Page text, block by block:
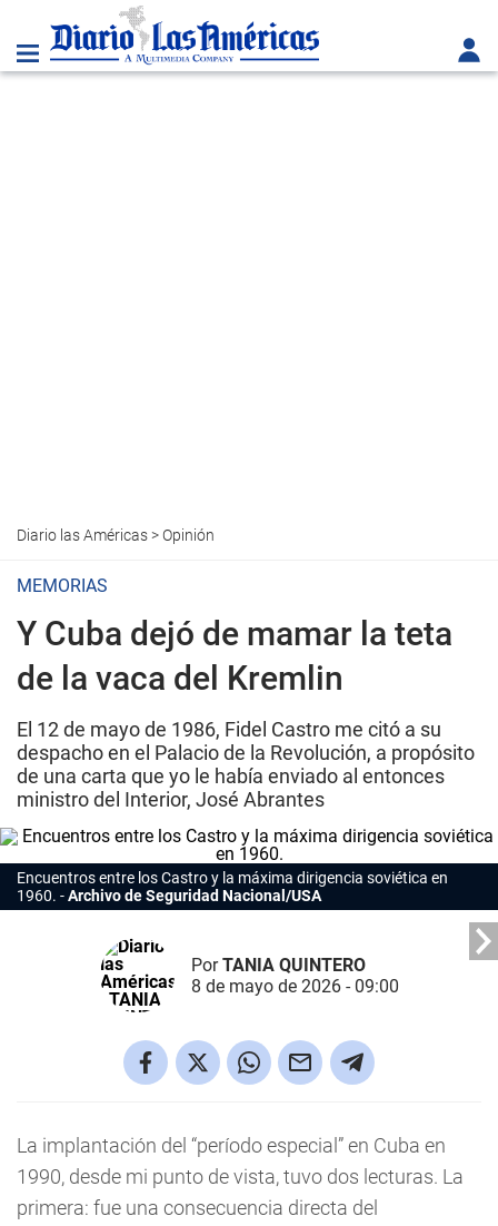
Diario las Américas>Opinión
MEMORIAS
Y Cuba dejó de mamar la teta
de la vaca del Kremlin
El 12 de mayo de 1986, Fidel Castro me citó a su
despacho en el Palacio de la Revolución, a propósito
de una carta que yo le había enviado al entonces
ministro del Interior, José Abrantes
Encuentros entre los Castro y la máxima dirigencia soviética en
1960.
Archivo de Seguridad Nacional/USA
PorTANIA QUINTERO
8 de mayo de 2026 - 09:00
La implantación del “período especial” en Cuba en
1990, desde mi punto de vista, tuvo dos lecturas. La
primera: fue una consecuencia directa del